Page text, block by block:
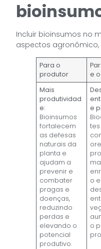
Incluir bioinsumos no
aspectos
Para o
produtor
e
Mais
produtividad
e:
Bioinsumos
fortalecem
as defesas
naturais da
planta e
ajudam a
prevenir e
combater
pragas e
doenças,
reduzindo
perdas e
elevando o
potencial
produtivo.
e
tes
o e
o